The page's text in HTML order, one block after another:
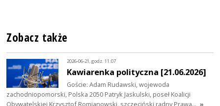
Zobacz także
2026-06-21, godz. 11:07
Kawiarenka polityczna [21.06.2026]
Goście: Adam Rudawski, wojewoda
zachodniopomorski, Polska 2050 Patryk Jaskulski, poseł Koalicji
Obywatelskiej Krzysztof Romianowski, szczeciński radny Prawa… »